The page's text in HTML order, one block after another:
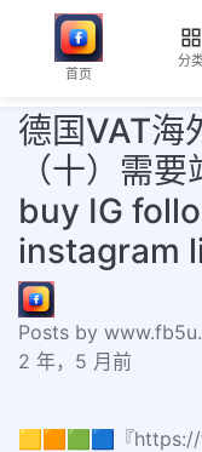
首页
分
德国VAT海
（十）需
buy IG
instagram
Posts by
2 年，5 月前
🟨🟧🟩🟦『https://